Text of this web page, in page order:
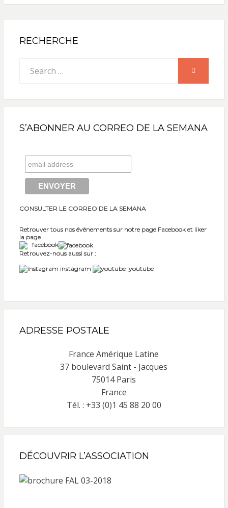
RECHERCHE
for:
SEARCH
S’ABONNER AU CORREO DE LA SEMANA
CONSULTER LE CORREO DE LA SEMANA
Retrouver tous nos événements sur notre page Facebook et liker
la page
facebook
Retrouvez-nous aussi sur :
instagram
youtube
ADRESSE POSTALE
France Amérique Latine
37 boulevard Saint - Jacques
75014 Paris
France
Tél. : +33 (0)1 45 88 20 00
DÉCOUVRIR L’ASSOCIATION